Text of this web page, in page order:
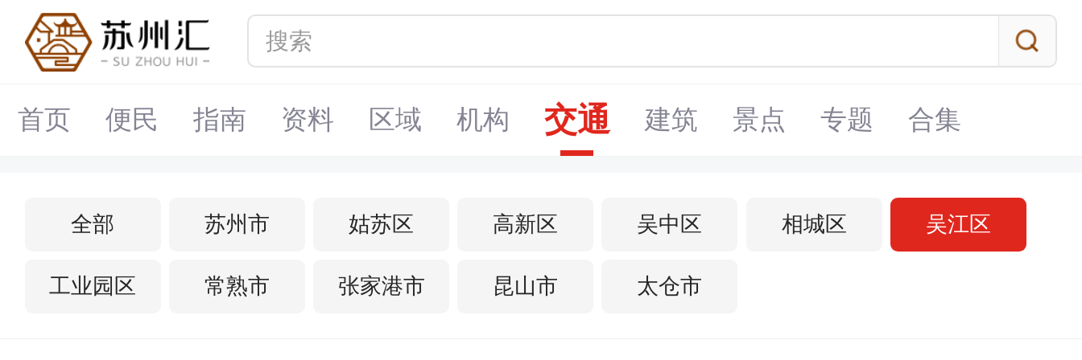
首页 便民 指南 资料 区域 机构 交通 建筑 景点 专题 合集
全部 苏州市 姑苏区 高新区 吴中区 相城区 吴江区
工业园区 常熟市 张家港市 昆山市 太仓市